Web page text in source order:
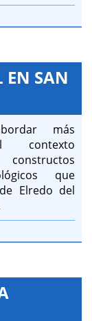
EN SAN
más
contexto
que
Elredo del